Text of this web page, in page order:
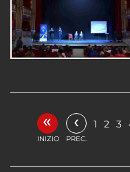
«
INIZIO
‹
PREC.
1 2 3